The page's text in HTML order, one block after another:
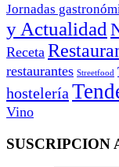
Jornadas
y Actualidad
Receta
restaurantes Streetfood
hostelería
Vino